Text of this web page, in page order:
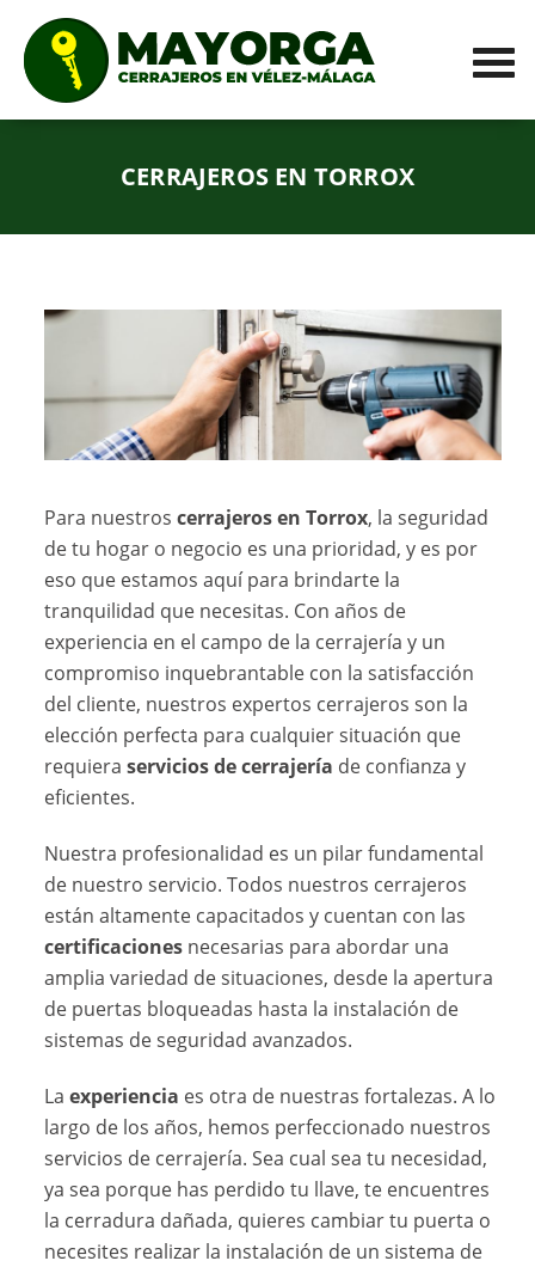
CERRAJEROS EN TORROX
Para nuestroscerrajeros en Torrox, la seguridad
de tu hogar o negocio es una prioridad, y es por
eso que estamos aquí para brindarte la
tranquilidad que necesitas. Con años de
experiencia en el campo de la cerrajería y un
compromiso inquebrantable con la satisfacción
del cliente, nuestros expertos cerrajeros son la
elección perfecta para cualquier situación que
requieraservicios de cerrajería de confianza y
eficientes.
Nuestra profesionalidad es un pilar fundamental
de nuestro servicio. Todos nuestros cerrajeros
están altamente capacitados y cuentan con las
certificaciones necesarias para abordar una
amplia variedad de situaciones, desde la apertura
de puertas bloqueadas hasta la instalación de
sistemas de seguridad avanzados.
Laexperiencia es otra de nuestras fortalezas. A lo
largo de los años, hemos perfeccionado nuestros
servicios de cerrajería. Sea cual sea tu necesidad,
ya sea porque has perdido tu llave, te encuentres
la cerradura dañada, quieres cambiar tu puerta o
necesites realizar la instalación de un sistema de